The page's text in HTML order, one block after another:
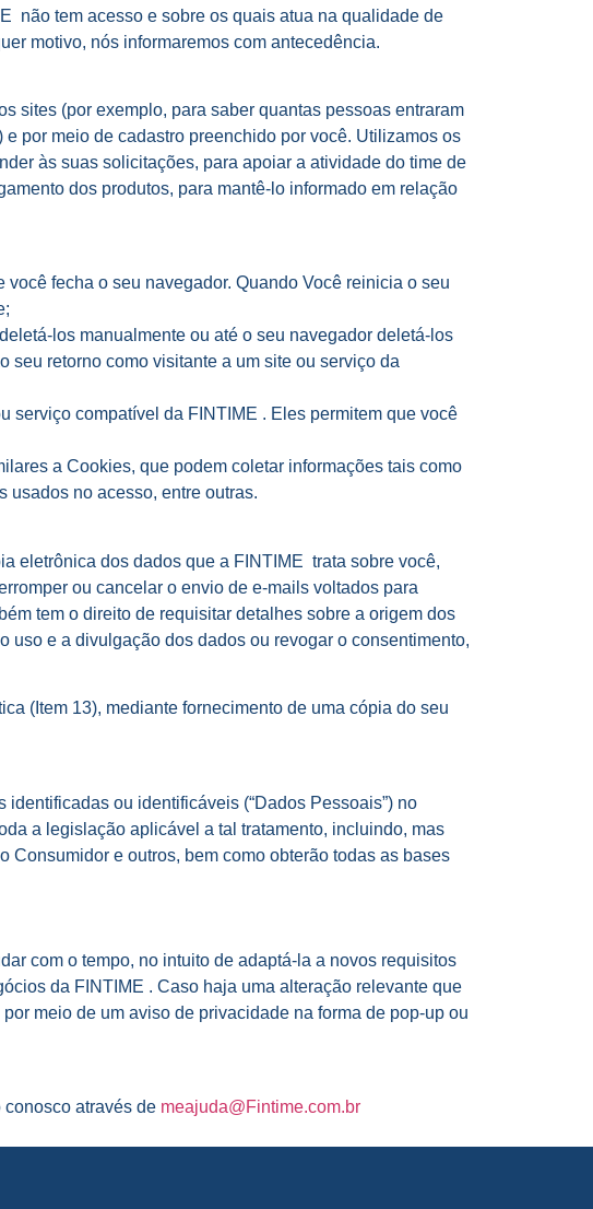
não tem acesso e sobre os quais atua na qualidade de
motivo, nós informaremos com antecedência.
sites (por exemplo, para saber quantas pessoas entraram
por meio de cadastro preenchido por você. Utilizamos os
às suas solicitações, para apoiar a atividade do time de
dos produtos, para mantê-lo informado em relação
fecha o seu navegador. Quando Você reinicia o seu
los manualmente ou até o seu navegador deletá-los
retorno como visitante a um site ou serviço da
serviço compatível da FINTIME . Eles permitem que você
a Cookies, que podem coletar informações tais como
usados no acesso, entre outras.
eletrônica dos dados que a FINTIME trata sobre você,
ou cancelar o envio de e-mails voltados para
tem o direito de requisitar detalhes sobre a origem dos
e a divulgação dos dados ou revogar o consentimento,
(Item 13), mediante fornecimento de uma cópia do seu
ou identificáveis (“Dados Pessoais”) no
a legislação aplicável a tal tratamento, incluindo, mas
e outros, bem como obterão todas as bases
com o tempo, no intuito de adaptá-la a novos requisitos
da FINTIME . Caso haja uma alteração relevante que
meio de um aviso de privacidade na forma de pop-up ou
através de meajuda@Fintime.com.br